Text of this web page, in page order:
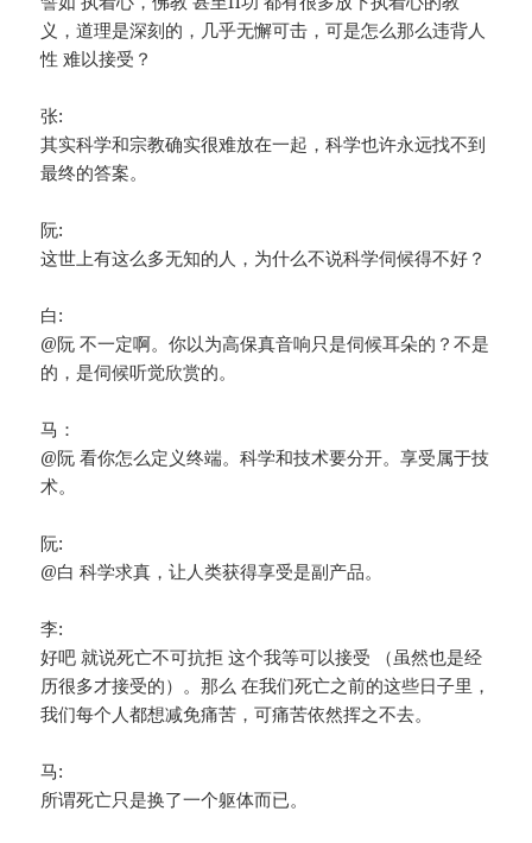
义，道理是深刻的，几乎无懈可击，可是怎么那么违背人
性 难以接受？
张:
其实科学和宗教确实很难放在一起，科学也许永远找不到
最终的答案。
阮:
这世上有这么多无知的人，为什么不说科学伺候得不好？
白:
@阮 不一定啊。你以为高保真音响只是伺候耳朵的？不是
的，是伺候听觉欣赏的。
马：
@阮 看你怎么定义终端。科学和技术要分开。享受属于技
术。
阮:
@白 科学求真，让人类获得享受是副产品。
李:
好吧 就说死亡不可抗拒 这个我等可以接受 （虽然也是经
历很多才接受的）。那么 在我们死亡之前的这些日子里，
我们每个人都想减免痛苦，可痛苦依然挥之不去。
马:
所谓死亡只是换了一个躯体而已。